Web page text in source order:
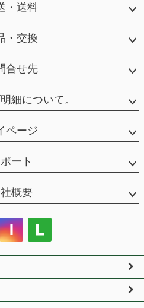
・送料
・交換
合せ先
細について。
ページ
ート
概要